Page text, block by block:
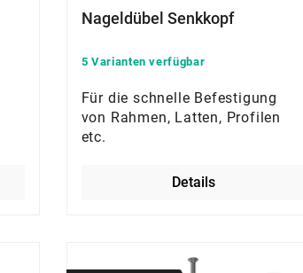
Nageldübel Senkkopf
5 Varianten verfügbar
Für die schnelle Befestigung
von Rahmen, Latten, Profilen
etc.
Details